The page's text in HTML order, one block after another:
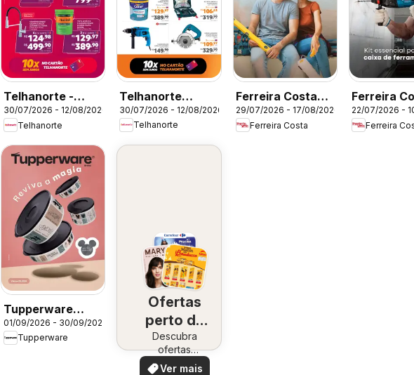
Telhanorte -
Ofertas atuais
30/07/2026 - 12/08/2026
Telhanorte
Telhanorte
ofertas Pro
30/07/2026 - 12/08/2026
Telhanorte
Ferreira Costa
ofertas Farra de
Pisos
29/07/2026 - 17/08/2026
Ferreira Costa
Ferreira
Ofertas
22/07/2026 -
Ferreira
Tupperware
catálogo Vitrine
09
01/09/2026 - 30/09/2026
Tupperware
Ofertas
perto de
você
Descubra
ofertas
especiais
Ver mais